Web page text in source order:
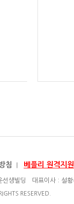
침 베플리 원격지원
선생빌딩 대표이사 : 설
RESERVED.